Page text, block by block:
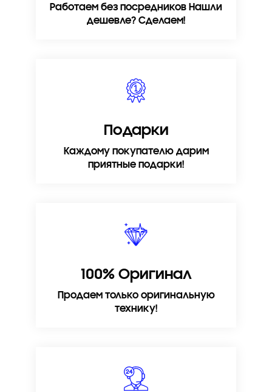
Работаем без посредников Нашли
дешевле? Сделаем!
Подарки
Каждому покупателю дарим
приятные подарки!
100% Оригинал
Продаем только оригинальную
технику!